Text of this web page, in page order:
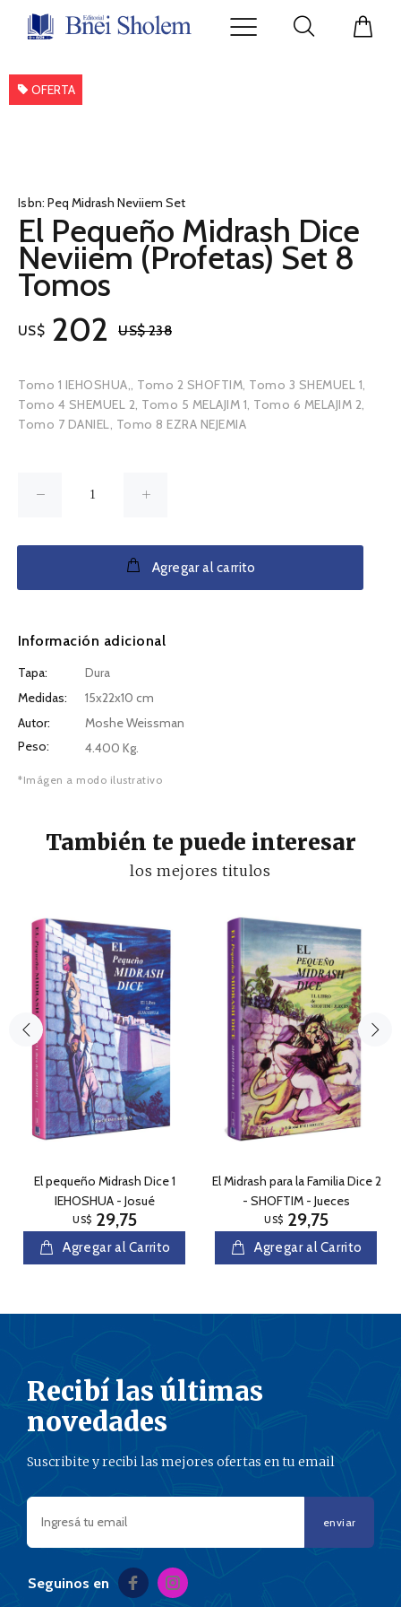
OFERTA
Isbn: Peq Midrash Neviiem Set
El Pequeño Midrash Dice
Neviiem (Profetas) Set 8
Tomos
US$ 202 US$ 238
Tomo 1 IEHOSHUA,, Tomo 2 SHOFTIM, Tomo 3 SHEMUEL 1,
Tomo 4 SHEMUEL 2, Tomo 5 MELAJIM 1, Tomo 6 MELAJIM 2,
Tomo 7 DANIEL, Tomo 8 EZRA NEJEMIA
Agregar al carrito
Información adicional
Tapa:
Dura
Medidas:
15x22x10 cm
Autor:
Moshe Weissman
Peso:
4.400 Kg.
*Imágen a modo ilustrativo
También te puede interesar
los mejores titulos
El pequeño Midrash Dice 1
IEHOSHUA - Josué
US$ 29,75
Agregar al Carrito
El Midrash para la Familia Dice 2
- SHOFTIM - Jueces
US$ 29,75
Agregar al Carrito
Recibí las últimas
novedades
Suscribite y recibi las mejores ofertas en tu email
enviar
Seguinos en